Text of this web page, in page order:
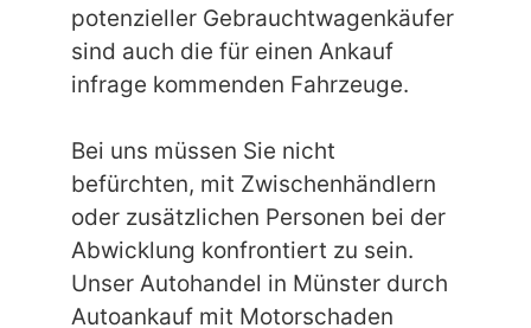
potenzieller Gebrauchtwagenkäufer
sind auch die für einen Ankauf
infrage kommenden Fahrzeuge.
Bei uns müssen Sie nicht
befürchten, mit Zwischenhändlern
oder zusätzlichen Personen bei der
Abwicklung konfrontiert zu sein.
Unser Autohandel in Münster durch
Autoankauf mit Motorschaden